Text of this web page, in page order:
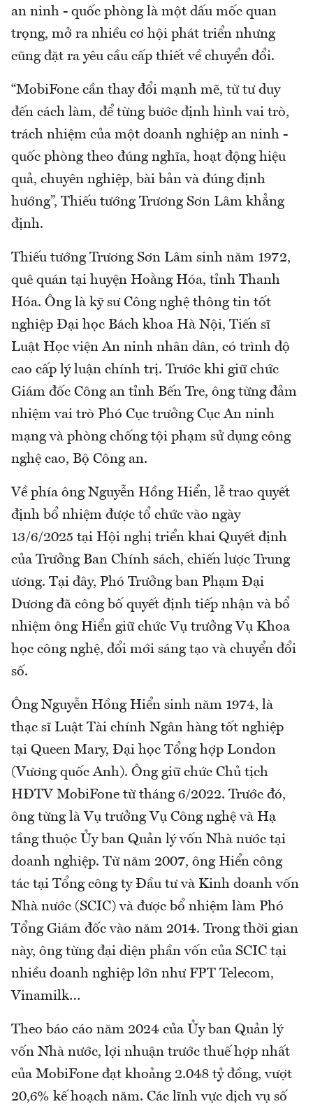
an ninh - quốc phòng là một dấu mốc quan
trọng, mở ra nhiều cơ hội phát triển nhưng
cũng đặt ra yêu cầu cấp thiết về chuyển đổi.
“MobiFone cần thay đổi mạnh mẽ, từ tư duy
đến cách làm, để từng bước định hình vai trò,
trách nhiệm của một doanh nghiệp an ninh -
quốc phòng theo đúng nghĩa, hoạt động hiệu
quả, chuyên nghiệp, bài bản và đúng định
hướng”, Thiếu tướng Trương Sơn Lâm khẳng
định.
Thiếu tướng Trương Sơn Lâm sinh năm 1972,
quê quán tại huyện Hoằng Hóa, tỉnh Thanh
Hóa. Ông là kỹ sư Công nghệ thông tin tốt
nghiệp Đại học Bách khoa Hà Nội, Tiến sĩ
Luật Học viện An ninh nhân dân, có trình độ
cao cấp lý luận chính trị. Trước khi giữ chức
Giám đốc Công an tỉnh Bến Tre, ông từng đảm
nhiệm vai trò Phó Cục trưởng Cục An ninh
mạng và phòng chống tội phạm sử dụng công
nghệ cao, Bộ Công an.
Về phía ông Nguyễn Hồng Hiển, lễ trao quyết
định bổ nhiệm được tổ chức vào ngày
13/6/2025 tại Hội nghị triển khai Quyết định
của Trưởng Ban Chính sách, chiến lược Trung
ương. Tại đây, Phó Trưởng ban Phạm Đại
Dương đã công bố quyết định tiếp nhận và bổ
nhiệm ông Hiển giữ chức Vụ trưởng Vụ Khoa
học công nghệ, đổi mới sáng tạo và chuyển đổi
số.
Ông Nguyễn Hồng Hiển sinh năm 1974, là
thạc sĩ Luật Tài chính Ngân hàng tốt nghiệp
tại Queen Mary, Đại học Tổng hợp London
(Vương quốc Anh). Ông giữ chức Chủ tịch
HĐTV MobiFone từ tháng 6/2022. Trước đó,
ông từng là Vụ trưởng Vụ Công nghệ và Hạ
tầng thuộc Ủy ban Quản lý vốn Nhà nước tại
doanh nghiệp. Từ năm 2007, ông Hiển công
tác tại Tổng công ty Đầu tư và Kinh doanh vốn
Nhà nước (SCIC) và được bổ nhiệm làm Phó
Tổng Giám đốc vào năm 2014. Trong thời gian
này, ông từng đại diện phần vốn của SCIC tại
nhiều doanh nghiệp lớn như FPT Telecom,
Vinamilk…
Theo báo cáo năm 2024 của Ủy ban Quản lý
vốn Nhà nước, lợi nhuận trước thuế hợp nhất
của MobiFone đạt khoảng 2.048 tỷ đồng, vượt
20,6% kế hoạch năm. Các lĩnh vực dịch vụ số